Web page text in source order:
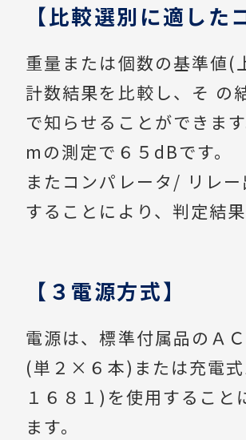
【比較選別に適し
重量または個数の基準値
計数結果を比較し、そ の
で知らせることができま
mの測定で６５dBです。
またコンパレータ/ リレ
することにより、判定結
【３電源方式】
電源は、標準付属品のＡ
(単２×６本)または充電
１６８１)を使用するこ
ます。